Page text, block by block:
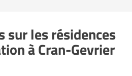
sur les résidences
à Cran-Gevrier